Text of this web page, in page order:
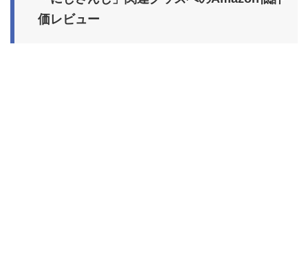
価レビュー